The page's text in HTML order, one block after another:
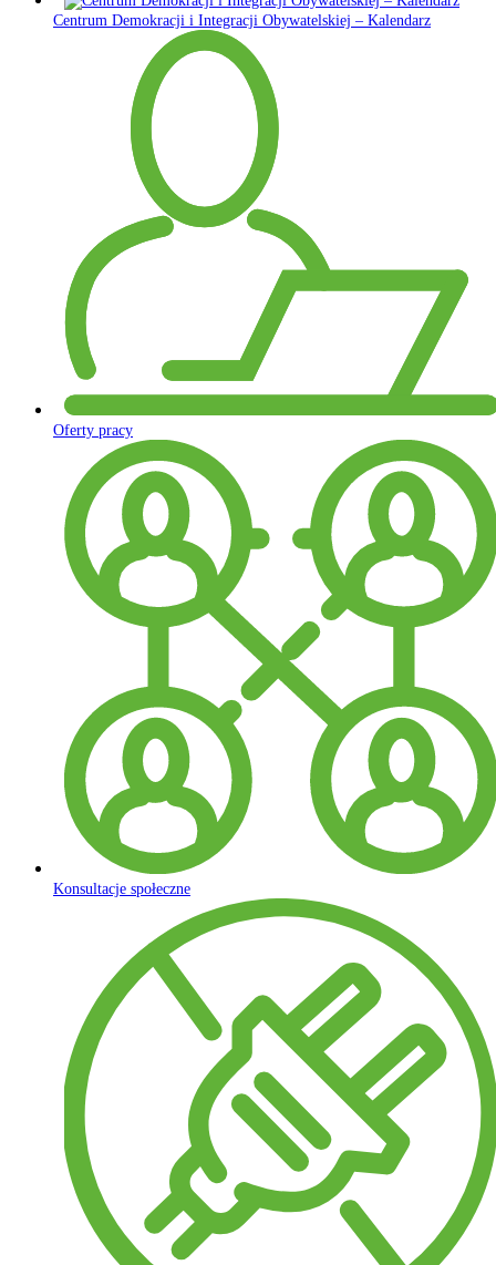
Centrum Demokracji i Integracji Obywatelskiej – Kalendarz
Oferty pracy
Konsultacje społeczne